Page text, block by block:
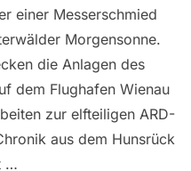
einer Messerschmied
Morgensonne.
die Anlagen des
dem Flughafen Wienau
zur elfteiligen ARD-
aus dem Hunsrück
…